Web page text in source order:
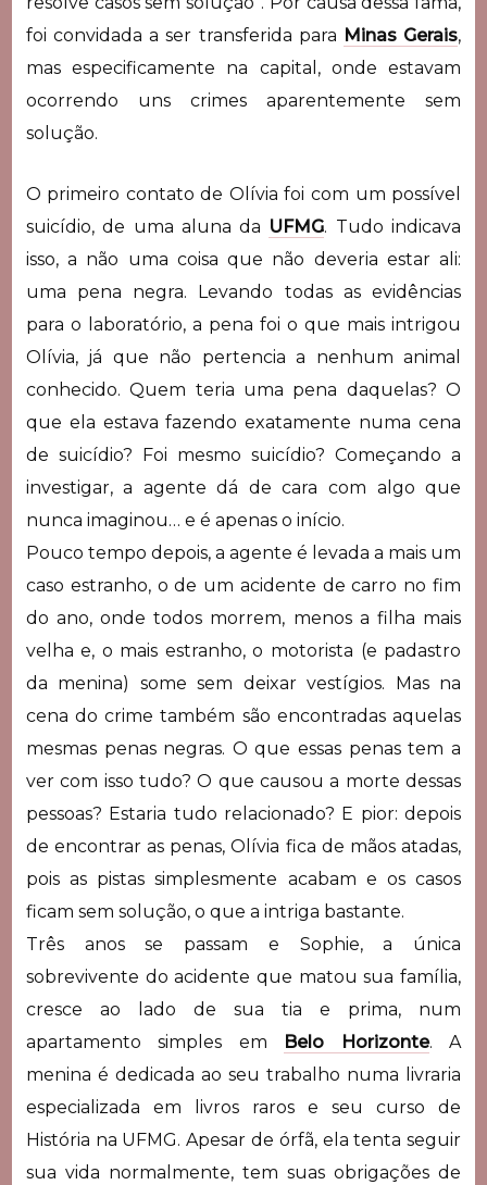
foi convidada a ser transferida para Minas Gerais,
mas especificamente na capital, onde estavam
ocorrendo uns crimes aparentemente sem
solução.
O primeiro contato de Olívia foi com um possível
suicídio, de uma aluna da UFMG. Tudo indicava
isso, a não uma coisa que não deveria estar ali:
uma pena negra. Levando todas as evidências
para o laboratório, a pena foi o que mais intrigou
Olívia, já que não pertencia a nenhum animal
conhecido. Quem teria uma pena daquelas? O
que ela estava fazendo exatamente numa cena
de suicídio? Foi mesmo suicídio? Começando a
investigar, a agente dá de cara com algo que
nunca imaginou… e é apenas o início.
Pouco tempo depois, a agente é levada a mais um
caso estranho, o de um acidente de carro no fim
do ano, onde todos morrem, menos a filha mais
velha e, o mais estranho, o motorista (e padastro
da menina) some sem deixar vestígios. Mas na
cena do crime também são encontradas aquelas
mesmas penas negras. O que essas penas tem a
ver com isso tudo? O que causou a morte dessas
pessoas? Estaria tudo relacionado? E pior: depois
de encontrar as penas, Olívia fica de mãos atadas,
pois as pistas simplesmente acabam e os casos
ficam sem solução, o que a intriga bastante.
Três anos se passam e Sophie, a única
sobrevivente do acidente que matou sua família,
cresce ao lado de sua tia e prima, num
apartamento simples em Belo Horizonte. A
menina é dedicada ao seu trabalho numa livraria
especializada em livros raros e seu curso de
História na UFMG. Apesar de órfã, ela tenta seguir
sua vida normalmente, tem suas obrigações de